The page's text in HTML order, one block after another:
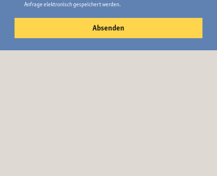
Anfrage elektronisch gespeichert werden.